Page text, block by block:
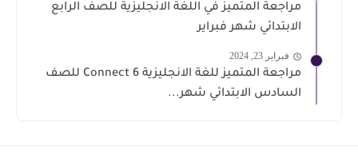
مراجعة المتميز في اللغة الانجليزية للصف الرابع
الابتدائي شهر فبراير
فبراير 23, 2024
مراجعة المتميز للغة الانجليزية Connect 6 للصف
السادس الابتدائي شهر...